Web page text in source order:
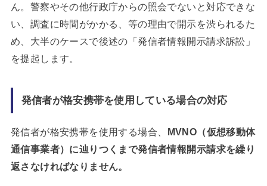
ん。警察やその他行政庁からの照会でないと対応できな
い、調査に時間がかかる、等の理由で開示を渋られるた
め、大半のケースで後述の「発信者情報開示請求訴訟」
を提起します。
発信者が格安携帯を使用している場合の対応
発信者が格安携帯を使用する場合、 MVNO（仮想移動体
通信事業者）に辿りつくまで発信者情報開示請求を繰り
返さなければなりません。